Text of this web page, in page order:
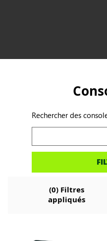
Rechercher des
(0) Filtres
appliqués